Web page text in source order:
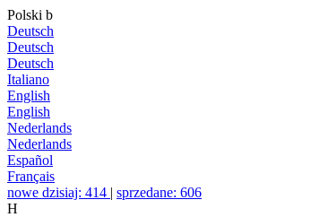
Polski b
Deutsch
Deutsch
Deutsch
Italiano
English
English
Nederlands
Nederlands
Español
Français
nowe dzisiaj: 414 | sprzedane: 606
H